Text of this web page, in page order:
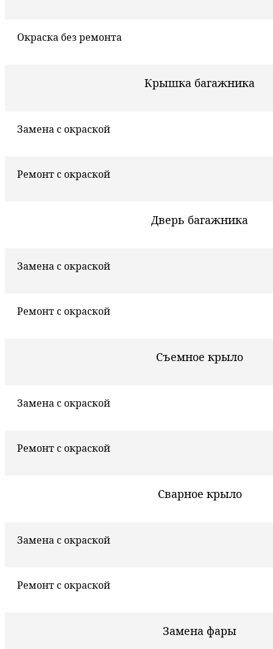
Окраска без ремонта
Крышка багажника
Замена с окраской
Ремонт с окраской
Дверь багажника
Замена с окраской
Ремонт с окраской
Съемное крыло
Замена с окраской
Ремонт с окраской
Сварное крыло
Замена с окраской
Ремонт с окраской
Замена фары